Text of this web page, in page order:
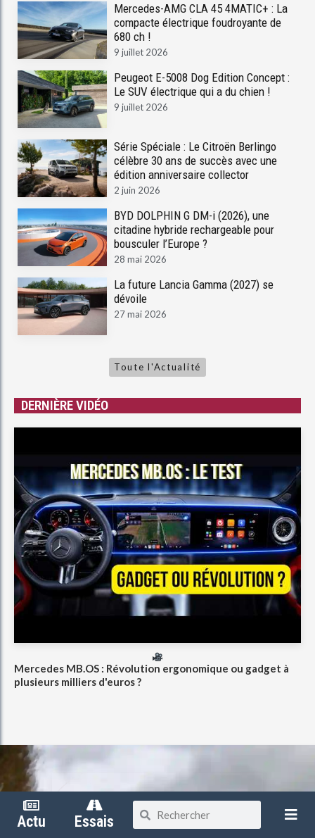
Mercedes-AMG CLA 45 4MATIC+ : La
compacte électrique foudroyante de
680 ch !
9 juillet 2026
Peugeot E-5008 Dog Edition Concept :
Le SUV électrique qui a du chien !
9 juillet 2026
Série Spéciale : Le Citroën Berlingo
célèbre 30 ans de succès avec une
édition anniversaire collector
2 juin 2026
BYD DOLPHIN G DM-i (2026), une
citadine hybride rechargeable pour
bousculer l’Europe ?
28 mai 2026
La future Lancia Gamma (2027) se
dévoile
27 mai 2026
Toute l'Actualité
DERNIÈRE VIDÉO
Mercedes MB.OS : Révolution ergonomique ou gadget à
plusieurs milliers d'euros ?
Actu Essais